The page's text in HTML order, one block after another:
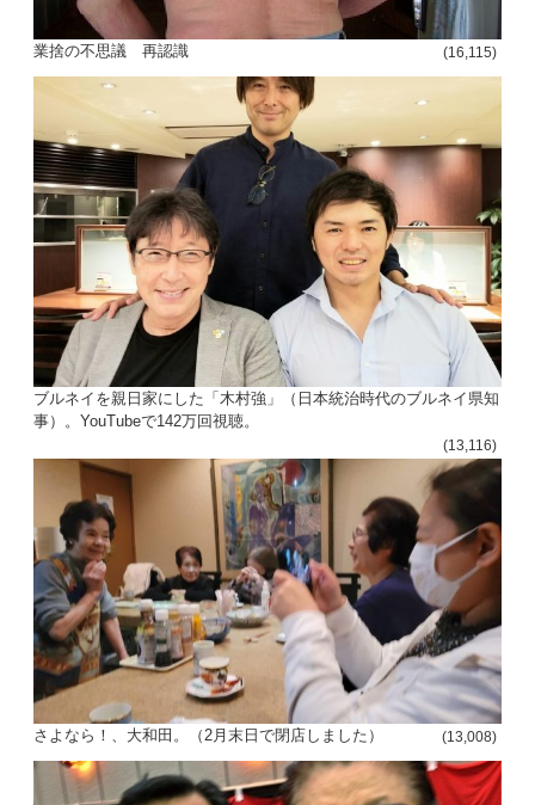
業捨の不思議 再認識 (16,115)
ブルネイを親日家にした「木村強」（日本統治時代のブルネイ県知
事）。YouTubeで142万回視聴。
(13,116)
さよなら！、大和田。（2月末日で閉店しました） (13,008)